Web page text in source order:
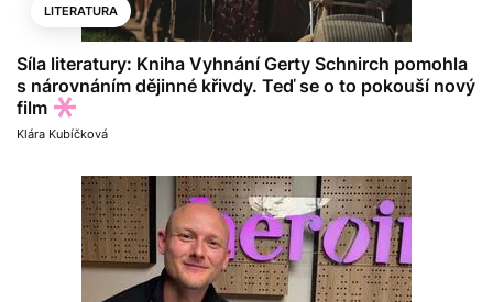
LITERATURA
Síla literatury: Kniha Vyhnání Gerty Schnirch pomohla
s nárovnáním dějinné křivdy. Teď se o to pokouší nový
film
Klára Kubíčková